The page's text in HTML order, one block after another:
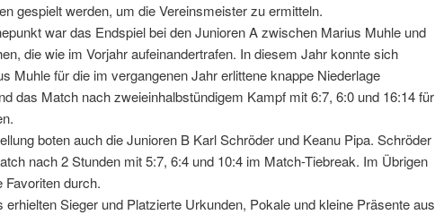
gespielt werden, um die Vereinsmeister zu ermitteln.
war das Endspiel bei den Junioren A zwischen Marius Muhle und
die wie im Vorjahr aufeinandertrafen. In diesem Jahr konnte sich
Muhle für die im vergangenen Jahr erlittene knappe Niederlage
das Match nach zweieinhalbstündigem Kampf mit 6:7, 6:0 und 16:14 für
boten auch die Junioren B Karl Schröder und Keanu Pipa. Schröder
nach 2 Stunden mit 5:7, 6:4 und 10:4 im Match-Tiebreak. Im Übrigen
durch.
Sieger und Platzierte Urkunden, Pokale und kleine Präsente aus